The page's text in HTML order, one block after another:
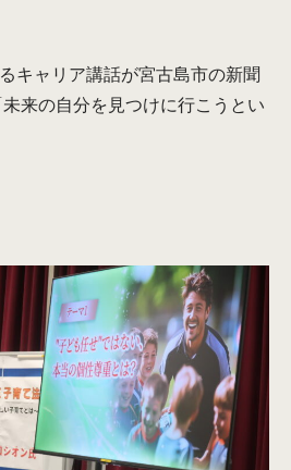
キャリア講話が宮古島市の新聞
来の自分を見つけに行こうとい